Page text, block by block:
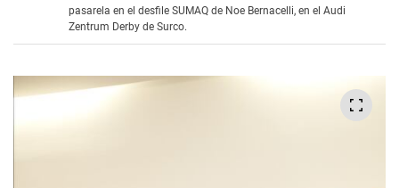
pasarela en el desfile SUMAQ de Noe Bernacelli, en el Audi
Zentrum Derby de Surco.